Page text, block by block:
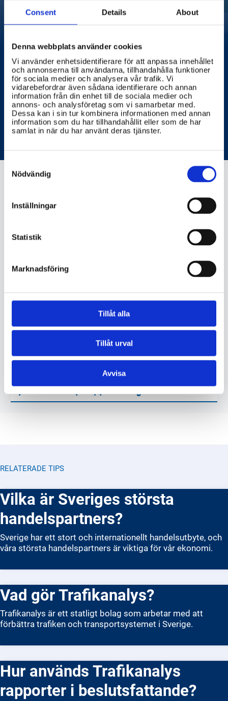
Consent Details About
Denna webbplats använder cookies
Vi använder enhetsidentifierare för att anpassa innehållet
och annonserna till användarna, tillhandahålla funktioner
för sociala medier och analysera vår trafik. Vi
vidarebefordrar även sådana identifierare och annan
information från din enhet till de sociala medier och
annons- och analysföretag som vi samarbetar med.
Dessa kan i sin tur kombinera informationen med annan
information som du har tillhandahållit eller som de har
samlat in när du har använt deras tjänster.
Consent
Selection
Nödvändig
Inställningar
Statistik
Marknadsföring
Tillåt alla
Tillåt urval
Avvisa
Elsparkcykel och
trafiksäkerhet
trafa.se
tillgång till den?
webbplats där jag kan hitta alla
Trafikanalys rapporter?
Hur ofta uppdateras Trafikanalys
rapporter och finns det möjlighet att
RELATERADE TIPS
Vilka är Sveriges största
handelspartners?
Sverige har ett stort och internationellt handelsutbyte, och
våra största handelspartners är viktiga för vår ekonomi.
Vad gör Trafikanalys?
Trafikanalys är ett statligt bolag som arbetar med att
förbättra trafiken och transportsystemet i Sverige.
Hur används Trafikanalys
rapporter i beslutsfattande?